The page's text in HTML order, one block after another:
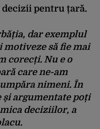
decizii pentru țară.
dar exemplul
să fie mai
corecți. Nu e o
care ne-am
nimeni. În
argumentate poți
deciziilor, a